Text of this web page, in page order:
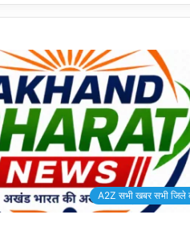
A2Z सभी खबर सभी जिले